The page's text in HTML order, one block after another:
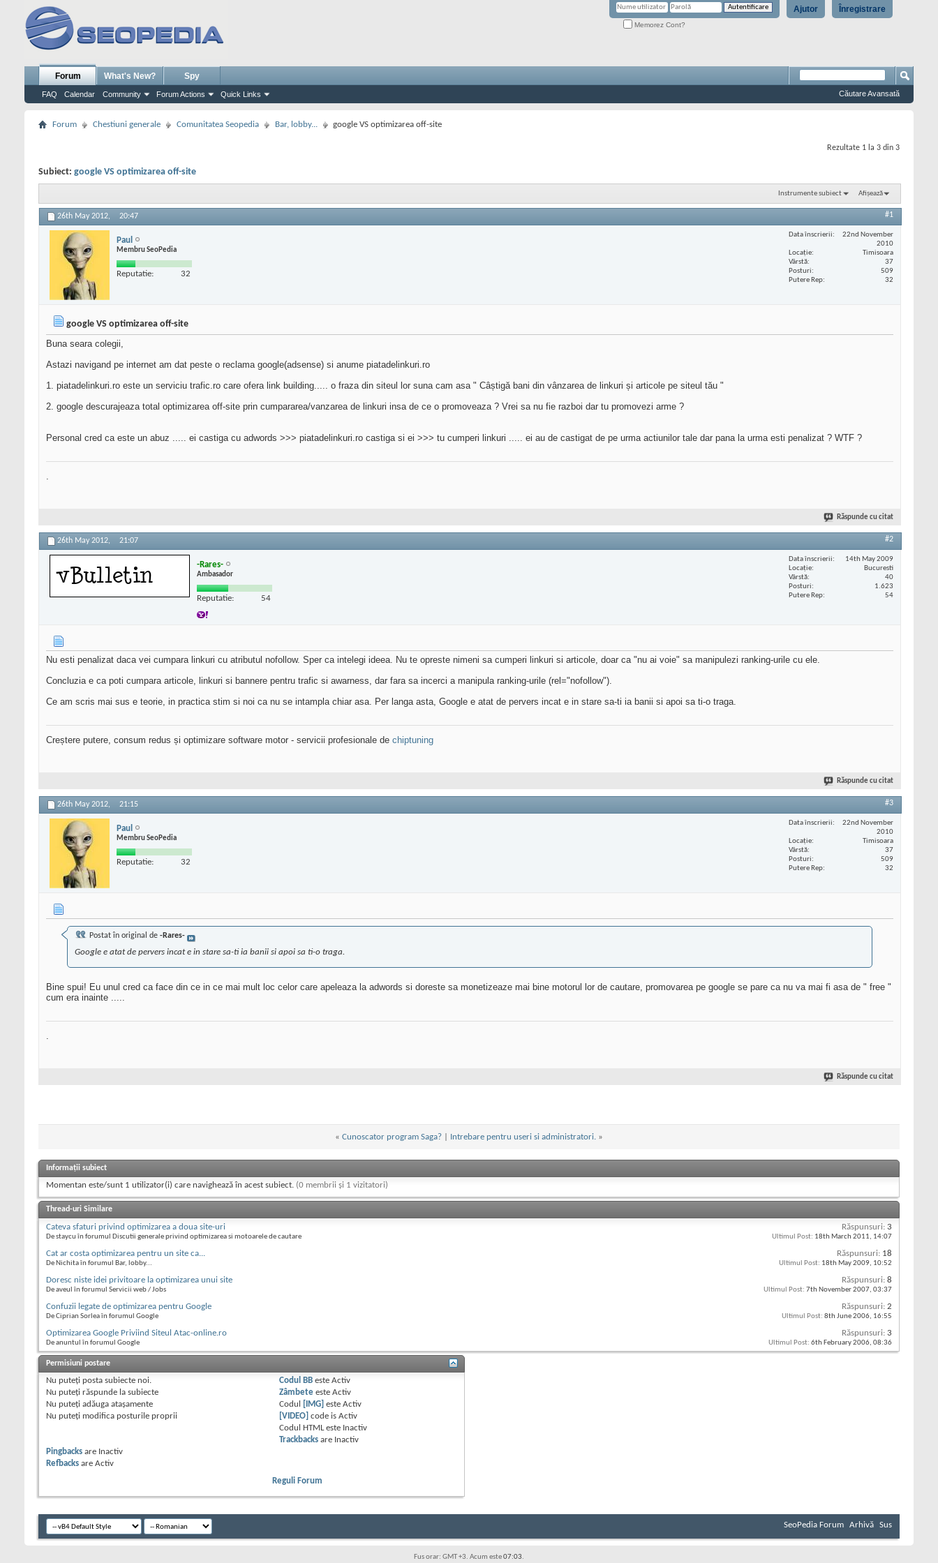
Înregistrare
Ajutor
Memorez Cont?
Forum
FAQ Calendar Community Forum Actions Quick Links
What's New? Spy
Căutare Avansată
Forum Chestiuni generale Comunitatea Seopedia Bar, lobby... google VS optimizarea off-site
Rezultate 1 la 3 din 3
Subiect: google VS optimizarea off-site
Instrumente subiect Afișează
26th May 2012, 20:47 #1
Paul
Membru SeoPedia
Reputatie: 32
Data înscrierii
22nd November
2010
Locaţie
Timisoara
Vârstă
37
Posturi
509
Putere Rep
32
google VS optimizarea off-site
Buna seara colegii,
Astazi navigand pe internet am dat peste o reclama google(adsense) si anume piatadelinkuri.ro
1. piatadelinkuri.ro este un serviciu trafic.ro care ofera link building..... o fraza din siteul lor suna cam asa " Câștigă bani din vânzarea de linkuri și articole pe siteul tău "
2. google descurajeaza total optimizarea off-site prin cumpararea/vanzarea de linkuri insa de ce o promoveaza ? Vrei sa nu fie razboi dar tu promovezi arme ?
Personal cred ca este un abuz ..... ei castiga cu adwords >>> piatadelinkuri.ro castiga si ei >>> tu cumperi linkuri ..... ei au de castigat de pe urma actiunilor tale dar pana la urma esti penalizat ? WTF ?
.
Răspunde cu citat
26th May 2012, 21:07 #2
-Rares-
Ambasador
Reputatie: 54
Data înscrierii
14th May 2009
Locaţie
Bucuresti
Vârstă
40
Posturi
1.623
Putere Rep
54
Nu esti penalizat daca vei cumpara linkuri cu atributul nofollow. Sper ca intelegi ideea. Nu te opreste nimeni sa cumperi linkuri si articole, doar ca "nu ai voie" sa manipulezi ranking-urile cu ele.
Concluzia e ca poti cumpara articole, linkuri si bannere pentru trafic si awarness, dar fara sa incerci a manipula ranking-urile (rel="nofollow").
Ce am scris mai sus e teorie, in practica stim si noi ca nu se intampla chiar asa. Per langa asta, Google e atat de pervers incat e in stare sa-ti ia banii si apoi sa ti-o traga.
Creștere putere, consum redus și optimizare software motor - servicii profesionale de chiptuning
Răspunde cu citat
26th May 2012, 21:15 #3
Paul
Membru SeoPedia
Reputatie: 32
Data înscrierii
22nd November
2010
Locaţie
Timisoara
Vârstă
37
Posturi
509
Putere Rep
32
Postat în original de -Rares-
Google e atat de pervers incat e in stare sa-ti ia banii si apoi sa ti-o traga.
Bine spui! Eu unul cred ca face din ce in ce mai mult loc celor care apeleaza la adwords si doreste sa monetizeaze mai bine motorul lor de cautare, promovarea pe google se pare ca nu va mai fi asa de " free "
cum era inainte .....
.
Răspunde cu citat
« Cunoscator program Saga? Intrebare pentru useri si administratori. »
Informații subiect
Momentan este/sunt 1 utilizator(i) care navighează în acest subiect. (0 membrii și 1 vizitatori)
Thread-uri Similare
Cateva sfaturi privind optimizarea a doua site-uri
De staycu în forumul Discutii generale privind optimizarea si motoarele de cautare
Răspunsuri: 3
Ultimul Post: 18th March 2011, 14:07
Cat ar costa optimizarea pentru un site ca...
De Nichita în forumul Bar, lobby...
Răspunsuri: 18
Ultimul Post: 18th May 2009, 10:52
Doresc niste idei privitoare la optimizarea unui site
De aveul în forumul Servicii web / Jobs
Răspunsuri: 8
Ultimul Post: 7th November 2007, 03:37
Confuzii legate de optimizarea pentru Google
De Ciprian Sorlea în forumul Google
Răspunsuri: 2
Ultimul Post: 8th June 2006, 16:55
Optimizarea Google Priviind Siteul Atac-online.ro
De anuntul în forumul Google
Răspunsuri: 3
Ultimul Post: 6th February 2006, 08:36
Permisiuni postare
Nu puteţi posta subiecte noi.
Nu puteţi răspunde la subiecte
Nu puteţi adăuga ataşamente
Nu puteţi modifica posturile proprii
Codul BB esteActiv
Zâmbete esteActiv
Codul
[IMG] esteActiv
[VIDEO] code isActiv
Codul HTML este Inactiv
Trackbacks are Inactiv
Pingbacks are Inactiv
Refbacks are Activ
Reguli Forum
SeoPedia Forum Arhivă Sus
Fus orar: GMT +3. Acum este07:03.